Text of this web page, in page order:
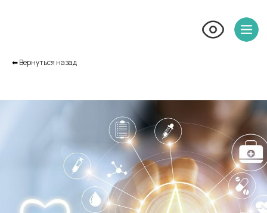
⬅︎ Вернуться назад